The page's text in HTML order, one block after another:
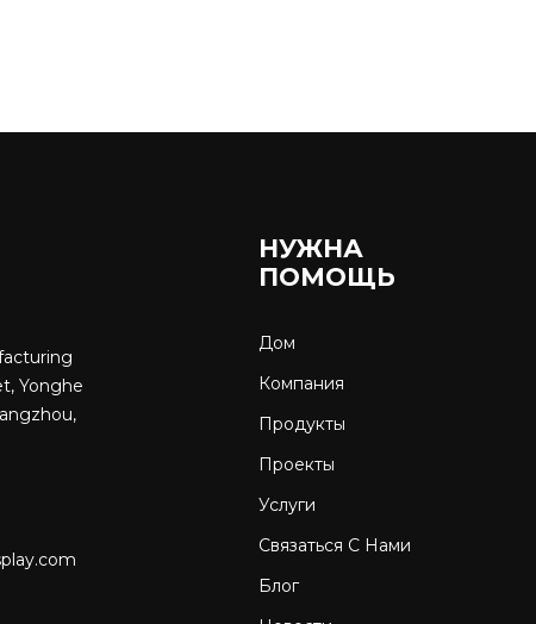
Yonghe
НУЖНА
ПОМОЩЬ
Дом
Компания
Продукты
Проекты
Услуги
Связаться С Нами
Блог